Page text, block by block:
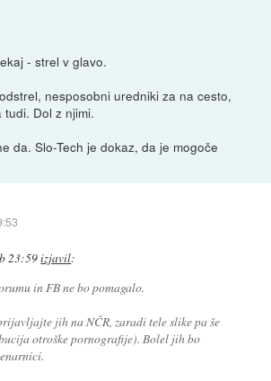
- strel v glavo.
nesposobni uredniki za na cesto,
Dol z njimi.
da. Slo-Tech je dokaz, da je mogoče
23:59izjavil:
in FB ne bo pomagalo.
jih na NČR, zaradi tele slike pa še
otroške pornografije). Bolel jih bo